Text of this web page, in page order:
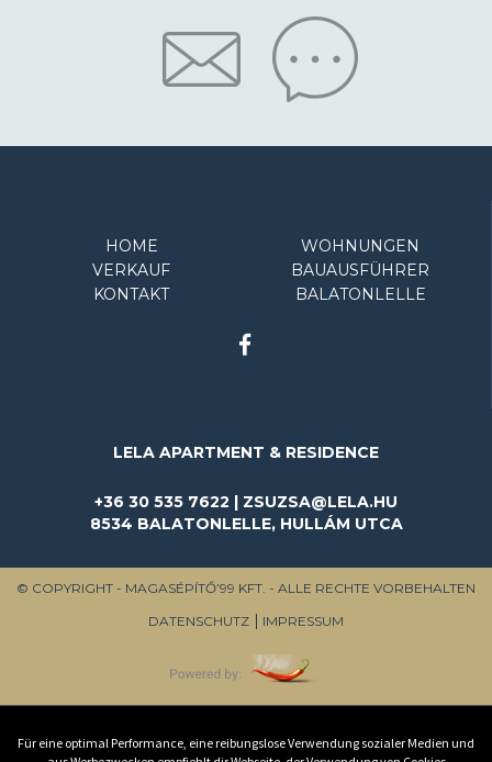
HOME
WOHNUNGEN
VERKAUF
BAUAUSFÜHRER
KONTAKT
BALATONLELLE
LELA APARTMENT & RESIDENCE
+36 30 535 7622 | ZSUZSA@LELA.HU
8534 BALATONLELLE, HULLÁM UTCA
© COPYRIGHT - MAGASÉPÍTŐ’99 KFT. - ALLE RECHTE VORBEHALTEN
DATENSCHUTZ
IMPRESSUM
Für eine optimal Performance, eine reibungslose Verwendung sozialer Medien und